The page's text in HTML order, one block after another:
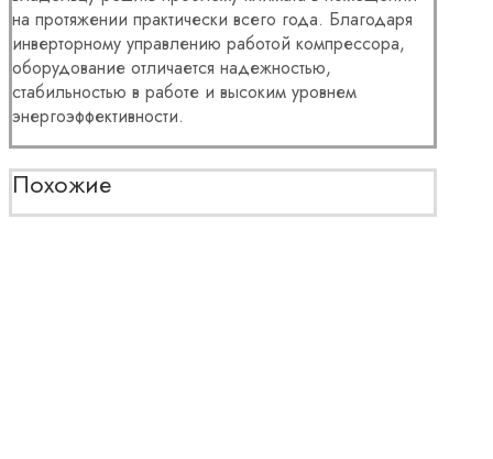
на протяжении практически всего года. Благодаря
инверторному управлению работой компрессора,
оборудование отличается надежностью,
стабильностью в работе и высоким уровнем
энергоэффективности.
Похожие